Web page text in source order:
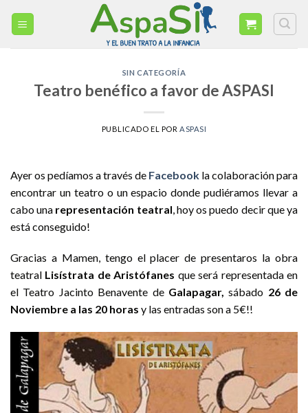
SIN CATEGORÍA
Teatro benéfico a favor de ASPASI
PUBLICADO EL POR ASPASI
Ayer os pedíamos a través de Facebook la colaboración para
encontrar un teatro o un espacio donde pudiéramos llevar a
cabo una representación teatral , hoy os puedo decir que ya
está conseguido!
Gracias a Mamen, tengo el placer de presentaros la obra
teatral Lisístrata de Aristófanes que será representada en
el Teatro Jacinto Benavente de Galapagar,sábado 26 de
Noviembre a las 20 horas y las entradas son a 5€!!